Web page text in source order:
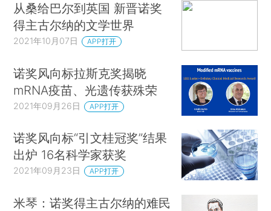
从桑给巴尔到英国 新晋诺奖
得主古尔纳的文学世界
2021年10月07日 APP打开
诺奖风向标拉斯克奖揭晓
mRNA疫苗、光遗传获殊荣
2021年09月26日 APP打开
诺奖风向标“引文桂冠奖”结果
出炉 16名科学家获奖
2021年09月23日 APP打开
米琴：诺奖得主古尔纳的难民